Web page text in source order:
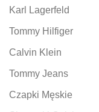
Karl Lagerfeld
Tommy Hilfiger
Calvin Klein
Tommy Jeans
Czapki Męskie